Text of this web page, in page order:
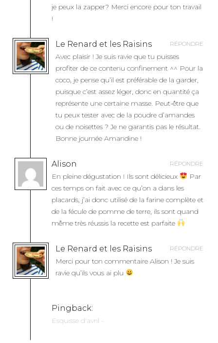
E
je peux la zapper? Merci encore pour ton travail
!
Le Renard et les Raisins RÉPONDRE
Avec plaisir ! Je suis ravie que tu puisses
profiter de ce contenu confinement ^^ Pour la
coco, je pense qu’il est préférable de la garder,
puisque c’est assez léger, donc en quantité ça
représente une certaine masse. Peut-être que
tu peux tester avec de la poudre d’amandes
ou de noisettes ? Je ne garantis pas le résultat.
Bonne journée Amandine !
Alison RÉPONDRE
En pleine dégustation ! Ils sont délicieux
Par
ces temps on fait avec ce qu’on a dans les
placards, j’ai donc utilisé de la farine complète et
de la fécule de pomme de terre, ils sont quand
même très réussis la recette est parfaite
Le Renard et les Raisins RÉPONDRE
Merci pour ton commentaire Alison ! Je suis
ravie qu’ils vous ai plu
Pingback:
Esquisse d'avril -